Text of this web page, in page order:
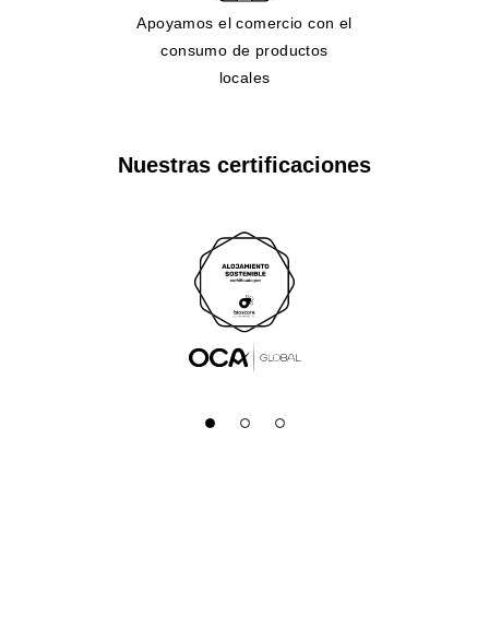
Apoyamos el comercio con el
consumo de productos
locales
Nuestras certificaciones